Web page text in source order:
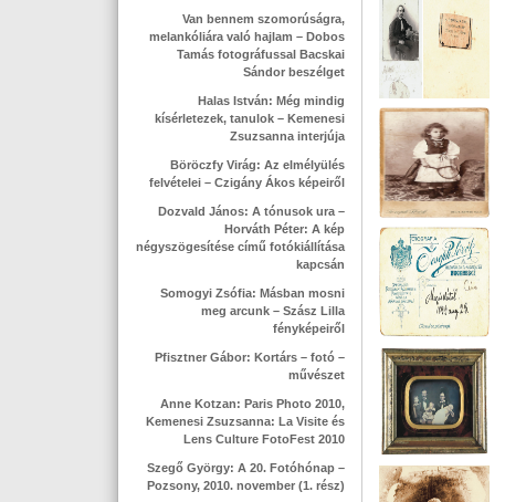
Van bennem szomorúságra,
melankóliára való hajlam – Dobos
Tamás fotográfussal Bacskai
Sándor beszélget
Halas István: Még mindig
kísérletezek, tanulok – Kemenesi
Zsuzsanna interjúja
Böröczfy Virág: Az elmélyülés
felvételei – Czigány Ákos képeiről
Dozvald János: A tónusok ura –
Horváth Péter: A kép
négyszögesítése című fotókiállítása
kapcsán
Somogyi Zsófia: Másban mosni
meg arcunk – Szász Lilla
fényképeiről
Pfisztner Gábor: Kortárs – fotó –
művészet
Anne Kotzan: Paris Photo 2010,
Kemenesi Zsuzsanna: La Visite és
Lens Culture FotoFest 2010
Szegő György: A 20. Fotóhónap –
Pozsony, 2010. november (1. rész)